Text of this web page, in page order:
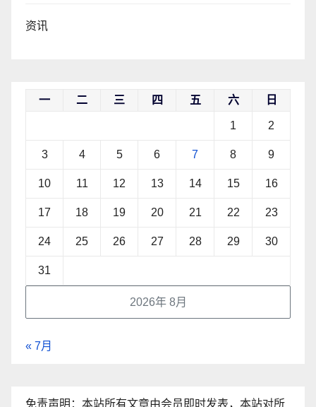
资讯
2026年 8月
一 二 三 四 五 六 日
1 2
3 4 5 6 7 8 9
10 11 12 13 14 15 16
17 18 19 20 21 22 23
24 25 26 27 28 29 30
31
« 7月
免责声明：本站所有文章由会员即时发表，本站对所